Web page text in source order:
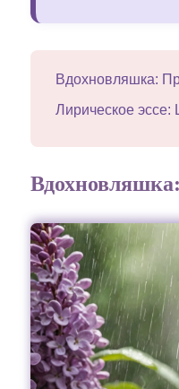
Вдохновляшка:
Лирическое